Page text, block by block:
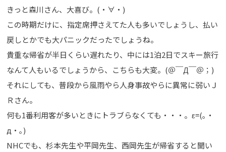
きっと森川さん、大喜び。(・∀・)
この時期だけに、指定席押さえてた人も多いでしょうし、払い
戻しとかでも大パニックだったでしょうね。
貴重な帰省が半日くらい遅れたり、中には1泊2日でスキー旅行
なんて人もいるでしょうから、こちらも大変。(＠￣Д￣＠；)
それにしても、普段から風雨やら人身事故やらに異常に弱いＪ
Ｒさん。
何も1番利用客が多いときにトラブらなくても・・・。ε=(｡・
д・｡)
NHCでも、杉本先生や平岡先生、西岡先生が帰省すると聞い